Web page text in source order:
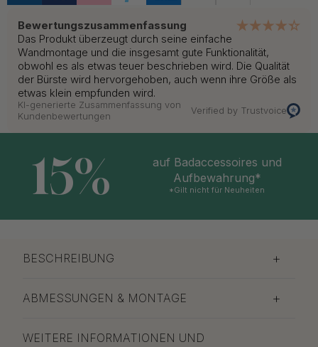
Bewertungszusammenfassung
Das Produkt überzeugt durch seine einfache
Wandmontage und die insgesamt gute Funktionalität,
obwohl es als etwas teuer beschrieben wird. Die Qualität
der Bürste wird hervorgehoben, auch wenn ihre Größe als
etwas klein empfunden wird.
KI-generierte Zusammenfassung von
Kundenbewertungen
Verified by Trustvoice
15%
auf Badaccessoires und
Aufbewahrung*
*Gilt nicht für Neuheiten
BESCHREIBUNG
ABMESSUNGEN & MONTAGE
WEITERE INFORMATIONEN UND